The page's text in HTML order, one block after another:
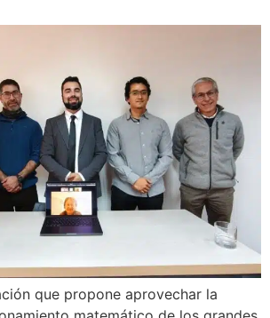
que propone aprovechar la